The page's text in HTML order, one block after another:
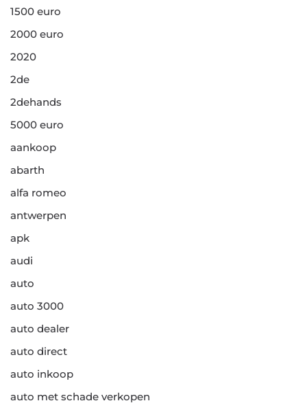
1500 euro
2000 euro
2020
2de
2dehands
5000 euro
aankoop
abarth
alfa romeo
antwerpen
apk
audi
auto
auto 3000
auto dealer
auto direct
auto inkoop
auto met schade verkopen